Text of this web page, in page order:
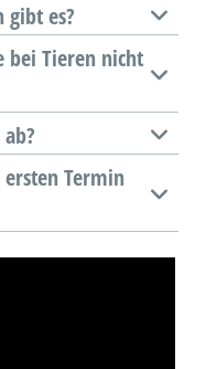
gibt es?
bei Tieren nicht
Termin